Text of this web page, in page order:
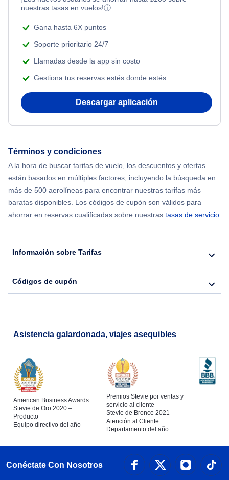
nuestras tasas en vuelos!ⓘ
Gana hasta 6X puntos
Soporte prioritario 24/7
Llamadas desde la app sin costo
Gestiona tus reservas estés donde estés
Descargar aplicación
Términos y condiciones
A la hora de buscar tarifas de vuelo, los descuentos y ofertas
están basados en múltiples factores, incluyendo la búsqueda en
más de 500 aerolíneas para encontrar nuestras tarifas más
baratas disponibles. Los códigos de cupón son válidos para
ahorrar en reservas cualificadas sobre nuestras tasas de servicio
.
Información sobre Tarifas
Códigos de cupón
Asistencia galardonada, viajes asequibles
American Business Awards
Stevie de Oro 2020 –
Producto
Equipo directivo del año
Premios Stevie por ventas y
servicio al cliente
Stevie de Bronce 2021 –
Atención al Cliente
Departamento del año
Conéctate Con Nosotros